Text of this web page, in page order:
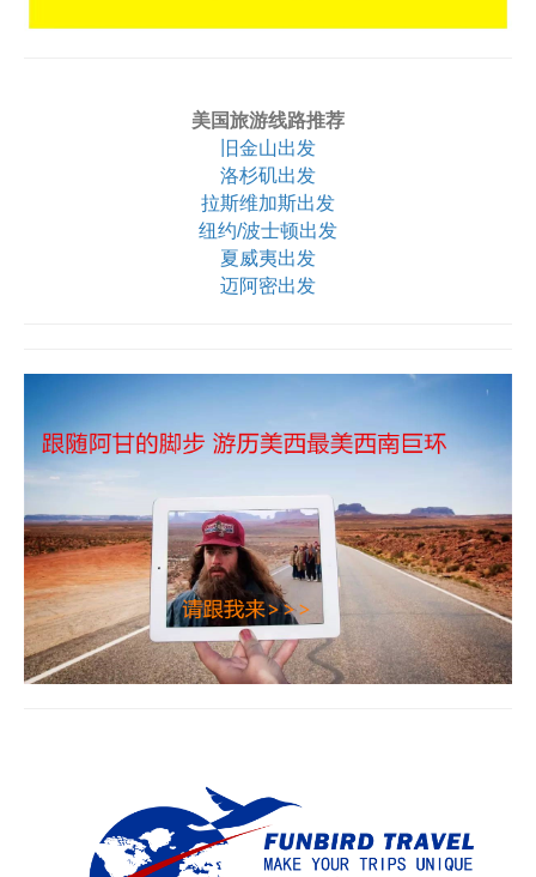
美国旅游线路推荐
旧金山出发
洛杉矶出发
拉斯维加斯出发
纽约/波士顿出发
夏威夷出发
迈阿密出发